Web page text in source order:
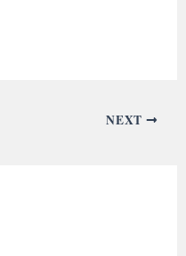
NEXT